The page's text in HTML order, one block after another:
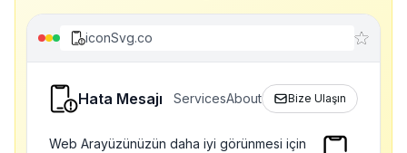
iconSvg.co
Hata Mesajı ServicesAbout Bize Ulaşın
Web Arayüzünüzün daha iyi görünmesi için